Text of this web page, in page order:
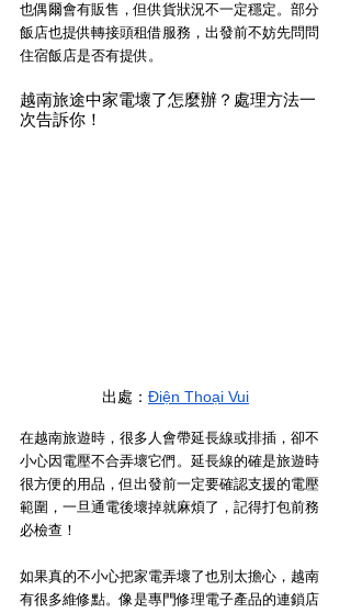
也偶爾會有販售，但供貨狀況不一定穩定。部分
飯店也提供轉接頭租借服務，出發前不妨先問問
住宿飯店是否有提供。
越南旅途中家電壞了怎麼辦？處理方法一
次告訴你！
出處： Điện Thoại Vui
在越南旅遊時，很多人會帶延長線或排插，卻不
小心因電壓不合弄壞它們。延長線的確是旅遊時
很方便的用品，但出發前一定要確認支援的電壓
範圍，一旦通電後壞掉就麻煩了，記得打包前務
必檢查！
如果真的不小心把家電弄壞了也別太擔心，越南
有很多維修點。像是專門修理電子產品的連鎖店